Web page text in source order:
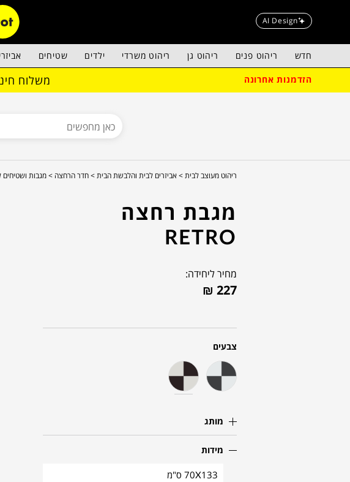
AI Design
חדש ריהוט פנים ריהוט גן ריהוט משרדי ילדים שטיחים
הזדמנות אחרונה משלוח
ריהוט מעוצב לבית > אביזרים לבית והלבשת הבית > חדר הרחצה > מגבות
מגבת רחצה
RETRO
מחיר ליחידה:
₪ 227
צבעים
מותג
מידות
70X133 ס"מ